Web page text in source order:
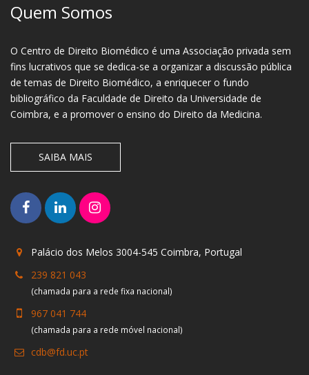
Quem Somos
O Centro de Direito Biomédico é uma Associação privada sem
fins lucrativos que se dedica-se a organizar a discussão pública
de temas de Direito Biomédico, a enriquecer o fundo
bibliográfico da Faculdade de Direito da Universidade de
Coimbra, e a promover o ensino do Direito da Medicina.
SAIBA MAIS
Palácio dos Melos 3004-545 Coimbra, Portugal
239 821 043
(chamada para a rede fixa nacional)
967 041 744
(chamada para a rede móvel nacional)
cdb@fd.uc.pt